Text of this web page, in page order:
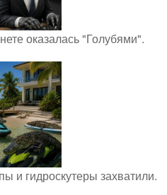
оказалась "Голубями".
и гидроскутеры захватили.